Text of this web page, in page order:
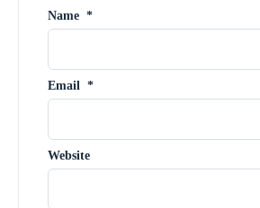
Name *
Email *
Website